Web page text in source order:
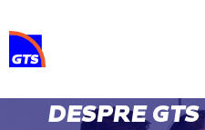
DESPRE GTS